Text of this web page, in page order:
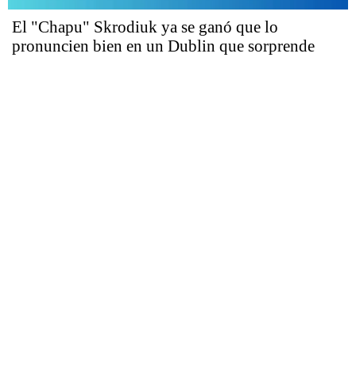
El "Chapu" Skrodiuk ya se ganó que lo
pronuncien bien en un Dublin que sorprende